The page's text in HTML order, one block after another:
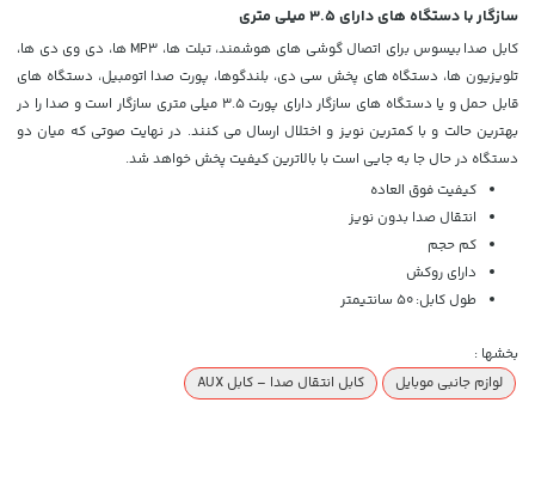
سازگار با دستگاه های دارای 3.5 میلی متری
کابل صدابیسوس
برای اتصال گوشی های هوشمند، تبلت ها، MP3 ها، دی وی دی ها،
تلویزیون ها، دستگاه های پخش سی دی، بلندگوها، پورت صدا اتومبیل، دستگاه های
قابل حمل و یا دستگاه های سازگار دارای پورت 3.5 میلی متری سازگار است و صدا را در
بهترین حالت و با کمترین نویز و اختلال ارسال می کنند. در نهایت صوتی که میان دو
دستگاه در حال جا به جایی است با بالاترین کیفیت پخش خواهد شد.
کیفیت فوق العاده
انتقال صدا بدون نویز
کم حجم
دارای روکش
طول کابل: 50 سانتیمتر
بخشها :
لوازم جانبی موبایل
کابل انتقال صدا – کابل AUX